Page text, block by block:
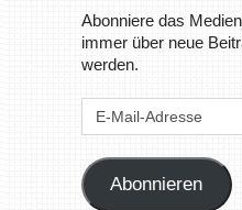
Abonniere das
immer über neue
werden.
Abonnieren